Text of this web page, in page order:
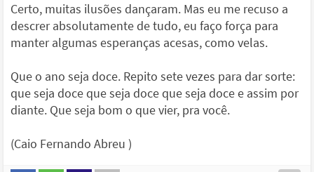
Certo, muitas ilusões dançaram. Mas eu me recuso a
descrer absolutamente de tudo, eu faço força para
manter algumas esperanças acesas, como velas.
Que o ano seja doce. Repito sete vezes para dar sorte:
que seja doce que seja doce que seja doce e assim por
diante. Que seja bom o que vier, pra você.
(Caio Fernando Abreu )